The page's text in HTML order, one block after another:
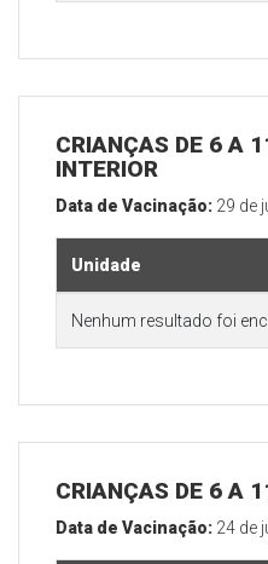
CRIANÇAS DE 6 A
INTERIOR
Data de Vacinação: 29 de
Unidade
Nenhum resultado foi
CRIANÇAS DE 6 A
Data de Vacinação: 24 de